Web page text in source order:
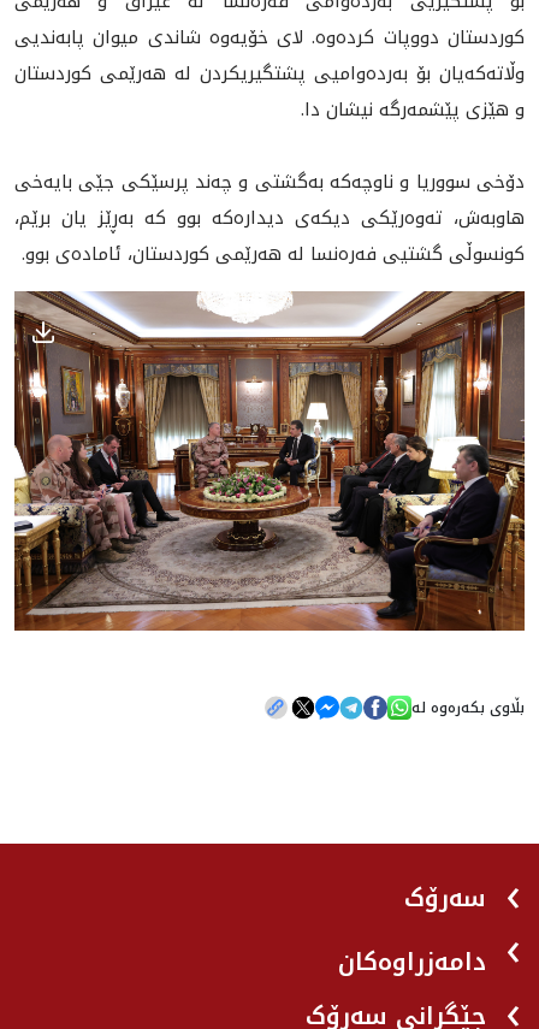
كوردستان دووپات كرده‌وه‌. لاى خۆيه‌وه‌ شاندى ميوان پابه‌نديى
وڵاته‌كه‌يان بۆ به‌رده‌واميى پشتگيريكردن له‌ هه‌رێمى كوردستان
و هێزى پێشمه‌رگه‌ نيشان دا.
دۆخى سووریا و ناوچه‌كه‌ به‌گشتى و چه‌ند پرسێكى جێى بايه‌خى
هاوبه‌ش، ته‌وه‌رێكى ديكه‌ى ديداره‌كه‌ بوو كه‌ به‌ڕێز يان برێم،
كونسوڵى گشتيى فه‌ره‌نسا له‌ هه‌رێمى كوردستان، ئاماده‌ى بوو.
بڵاوی بکەرەوە لە
سەرۆک
دامەزراوەکان
جێگرانی سه‌رۆک